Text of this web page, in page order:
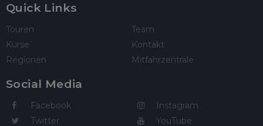
Quick Links
Touren
Kurse
Regionen
Team
Kontakt
Mitfahrzentrale
Social Media
Facebook
Twitter
Instagram
YouTube